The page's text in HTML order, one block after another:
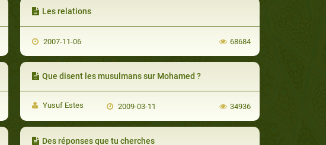
Les relations
2007-11-06 68684
Que disent les musulmans sur Mohamed ?
Yusuf Estes 2009-03-11 34936
Des réponses que tu cherches